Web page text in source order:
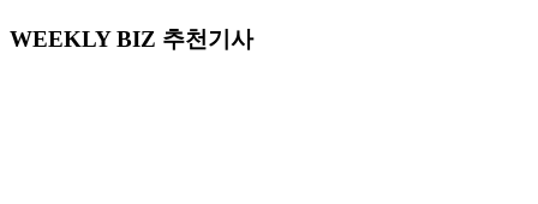
WEEKLY BIZ 추천기사